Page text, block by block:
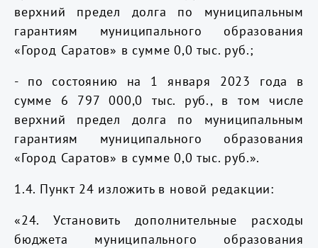
верхний предел долга по муниципальным
гарантиям муниципального образования
«Город Саратов» в сумме 0,0 тыс. руб.;
- по состоянию на 1 января 2023 года в
сумме 6 797 000,0 тыс. руб., в том числе
верхний предел долга по муниципальным
гарантиям муниципального образования
«Город Саратов» в сумме 0,0 тыс. руб.».
1.4. Пункт 24 изложить в новой редакции:
«24.
Установить дополнительные расходы
бюджета муниципального образования